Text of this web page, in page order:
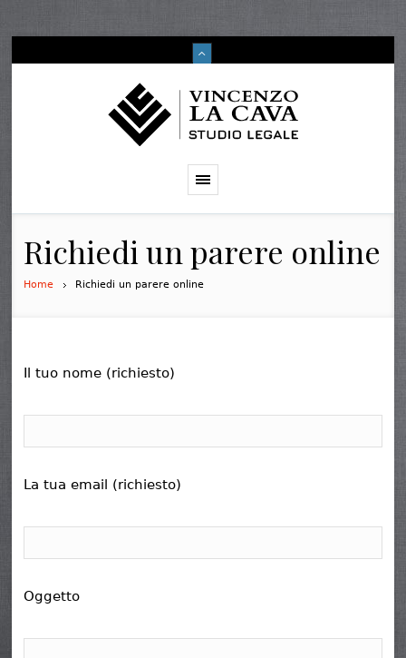
Richiedi un parere online
Home Richiedi un parere online
Il tuo nome (richiesto)
La tua email (richiesto)
Oggetto